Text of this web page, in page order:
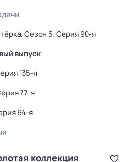
. Сезон 5. Серия 90-я
выпуск
135-я
77-я
64-я
коллекция